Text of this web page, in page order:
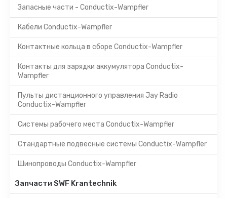
Запасные части - Conductix-Wampfler
Кабели Conductix-Wampfler
Контактные кольца в сборе Conductix-Wampfler
Контакты для зарядки аккумулятора Conductix-
Wampfler
Пульты дистанционного управления Jay Radio
Conductix-Wampfler
Системы рабочего места Conductix-Wampfler
Стандартные подвесные системы Conductix-Wampfler
Шинопроводы Conductix-Wampfler
Запчасти SWF Krantechnik